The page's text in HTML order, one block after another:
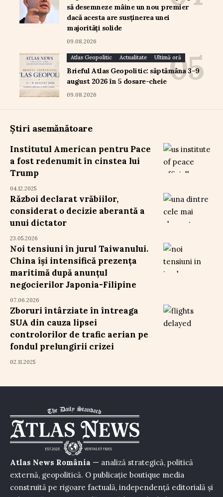
să desemneze mâine un nou premier
dacă acesta are susținerea unei
majorități solide
09.08.2026
Atlas Geopolitic Actualitate Ultimă oră
Brieful Atlas Geopolitic: săptămâna 3–9
august 2026 în 5 dosare-cheie
09.08.2026
Știri asemănătoare
Institutul American pentru Pace
a fost redenumit în cinstea lui
Trump
04.12.2025
Război declarat vrăbiilor,
considerat o decizie aberantă a
unui dictator
23.05.2026
Noi tensiuni în jurul Taiwanului.
China își intensifică prezența
maritimă după anunțul
negocierilor Japonia-Filipine
07.06.2026
Zboruri întârziate în întreaga
SUA din cauza lipsei
controlorilor de trafic aerian pe
fondul prelungirii crizei
02.11.2025
Atlas News România — analiză strategică, politică
externă, geopolitică. O publicație boutique media
construită pe rigoare factuală, independență editorială și